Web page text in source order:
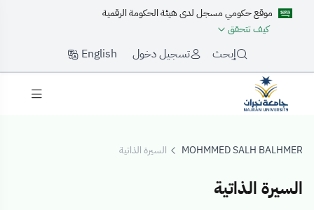
موقع حكومي مسجل لدى هيئة الحكومة الرقمية
كيف تتحقق
إبحث تسجيل دخول English
MOHMMED SALH BALHMER السيرة الذاتية
السيرة الذاتية